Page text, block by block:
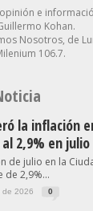
e
Kohan.
Nosotros, de
106.7.
la inflación
2,9% en julio
de julio en la
de 2,9%...
de 2026 0